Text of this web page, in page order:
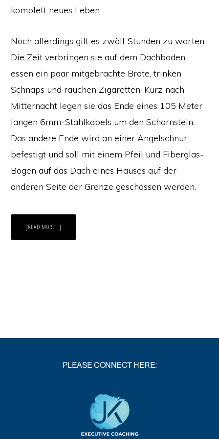
komplett neues Leben.
Noch allerdings gilt es zwölf Stunden zu warten.
Die Zeit verbringen sie auf dem Dachboden,
essen ein paar mitgebrachte Brote, trinken
Schnaps und rauchen Zigaretten. Kurz nach
Mitternacht legen sie das Ende eines 105 Meter
langen 6mm-Stahlkabels um den Schornstein.
Das andere Ende wird an einer Angelschnur
befestigt und soll mit einem Pfeil und Fiberglas-
Bogen auf das Dach eines Hauses auf der
anderen Seite der Grenze geschossen werden.
[READ MORE…]
PROBLEMLÖSUNG
PLEASE CONNECT HERE: